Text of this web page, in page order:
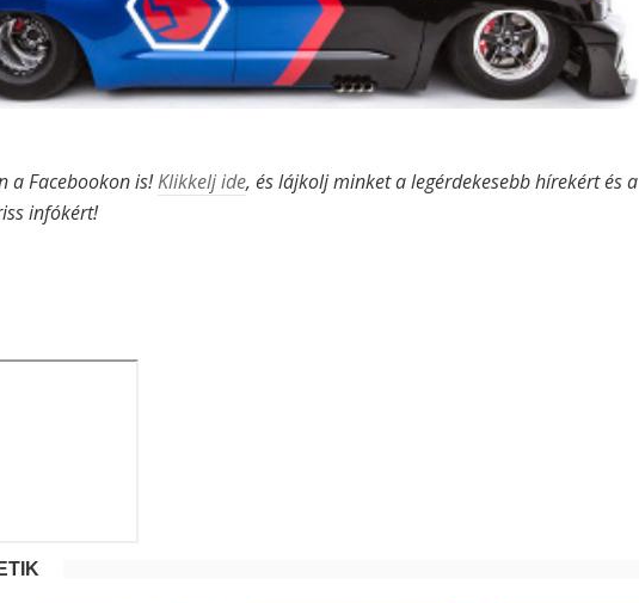
a Facebookon is!Klikkelj ide, és lájkolj minket a legérdekesebb hírekért és a
infókért!